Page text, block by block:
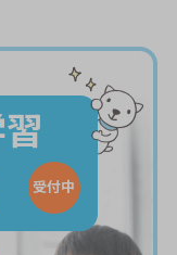
受付中